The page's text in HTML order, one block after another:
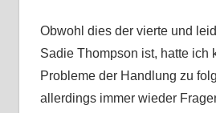
Obwohl dies der vierte und
Sadie Thompson ist, hatte ich
Probleme der Handlung zu
allerdings immer wieder